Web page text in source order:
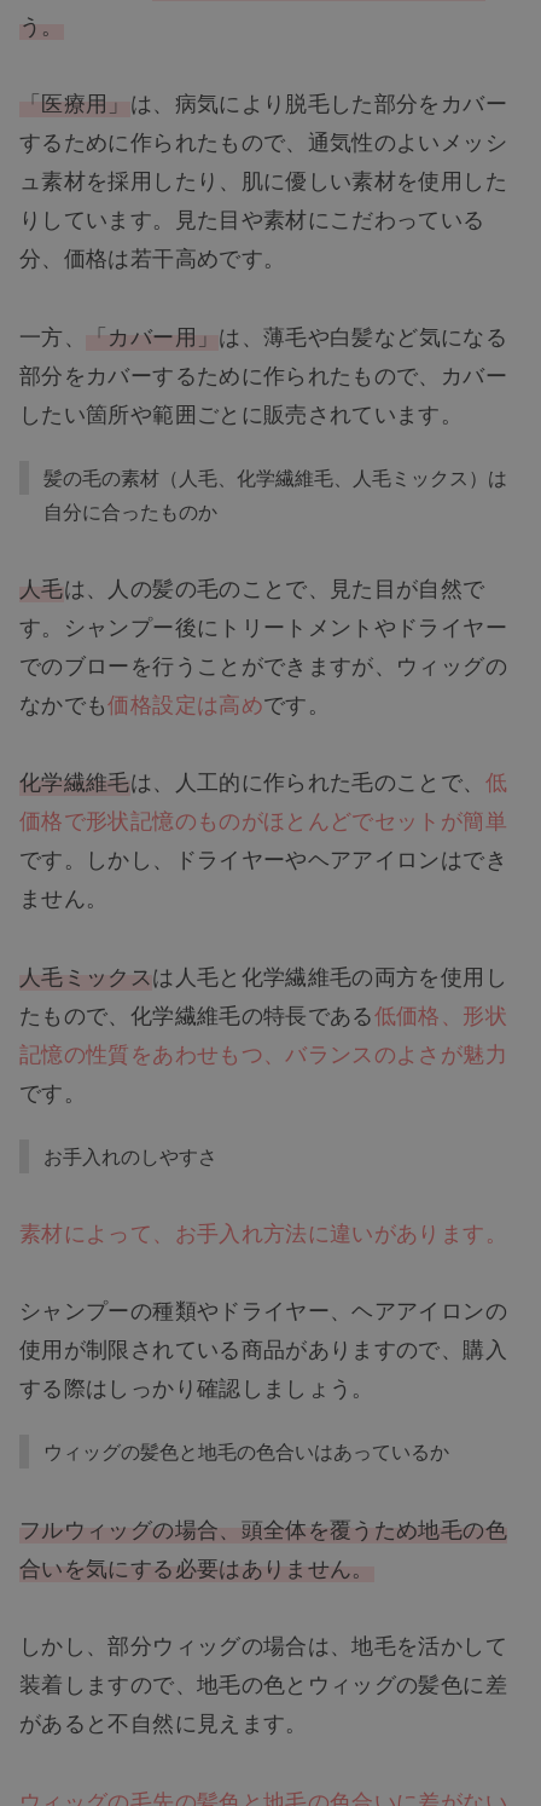
う。
「医療用」 は、病気により脱毛した部分をカバー
するために作られたもので、通気性のよいメッシ
ュ素材を採用したり、肌に優しい素材を使用した
りしています。見た目や素材にこだわっている
分、価格は若干高めです。
一方、 「カバー用」 は、薄毛や白髪など気になる
部分をカバーするために作られたもので、カバー
したい箇所や範囲ごとに販売されています。
髪の毛の素材（人毛、化学繊維毛、人毛ミックス）は
自分に合ったものか
人毛は、人の髪の毛のことで、見た目が自然で
す。シャンプー後にトリートメントやドライヤー
でのブローを行うことができますが、ウィッグの
なかでも価格設定は高めです。
化学繊維毛は、人工的に作られた毛のことで、 低
価格で形状記憶のものがほとんどでセットが簡単
です。しかし、ドライヤーやヘアアイロンはでき
ません。
人毛ミックスは人毛と化学繊維毛の両方を使用し
たもので、化学繊維毛の特長である低価格、形状
記憶の性質をあわせもつ、バランスのよさが魅力
です。
お手入れのしやすさ
素材によって、お手入れ方法に違いがあります。
シャンプーの種類やドライヤー、ヘアアイロンの
使用が制限されている商品がありますので、購入
する際はしっかり確認しましょう。
ウィッグの髪色と地毛の色合いはあっているか
フルウィッグの場合、頭全体を覆うため地毛の色
合いを気にする必要はありません。
しかし、部分ウィッグの場合は、地毛を活かして
装着しますので、地毛の色とウィッグの髪色に差
があると不自然に見えます。
ウィッグの毛先の髪色と地毛の色合いに差がない